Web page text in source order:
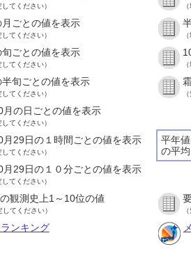
してください）
ごとの値を表示
してください）
ごとの値を表示
してください）
旬ごとの値を表示
してください）
月の日ごとの値を表示
してください）
平年
の平
月29日の１時間ごとの値を表示
してください）
月29日の１０分ごとの値を表示
してください）
観測史上1～10位の値
してください）
ンキング